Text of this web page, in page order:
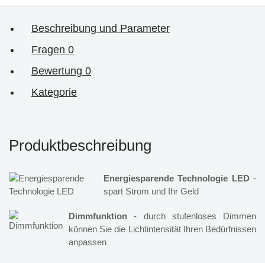
Beschreibung und Parameter
Fragen 0
Bewertung 0
Kategorie
Produktbeschreibung
Energiesparende Technologie LED-
spart Strom und Ihr Geld
Dimmfunktion - durch stufenloses Dimmen
können Sie die Lichtintensität Ihren Bedürfnissen
anpassen